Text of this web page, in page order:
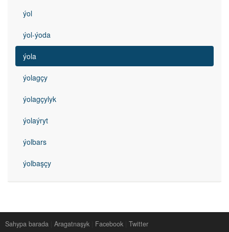
ýol
ýol-ýoda
ýola
ýolagçy
ýolagçylyk
ýolaýryt
ýolbars
ýolbaşçy
Sahypa barada Aragatnaşyk Facebook Twitter